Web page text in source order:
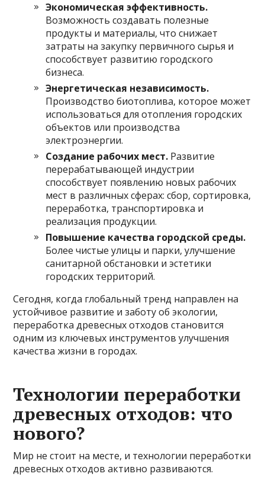
Экономическая эффективность.
Возможность создавать полезные
продукты и материалы, что снижает
затраты на закупку первичного сырья и
способствует развитию городского
бизнеса.
Энергетическая независимость.
Производство биотоплива, которое может
использоваться для отопления городских
объектов или производства
электроэнергии.
Создание рабочих мест. Развитие
перерабатывающей индустрии
способствует появлению новых рабочих
мест в различных сферах: сбор, сортировка,
переработка, транспортировка и
реализация продукции.
Повышение качества городской среды.
Более чистые улицы и парки, улучшение
санитарной обстановки и эстетики
городских территорий.
Сегодня, когда глобальный тренд направлен на
устойчивое развитие и заботу об экологии,
переработка древесных отходов становится
одним из ключевых инструментов улучшения
качества жизни в городах.
Технологии переработки
древесных отходов: что
нового?
Мир не стоит на месте, и технологии переработки
древесных отходов активно развиваются.